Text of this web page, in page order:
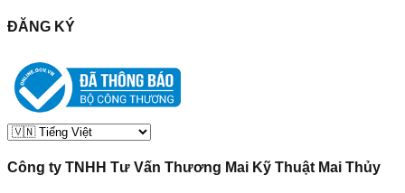
ĐĂNG KÝ
Công ty TNHH Tư Vấn Thương Mai Kỹ Thuật Mai Thủy